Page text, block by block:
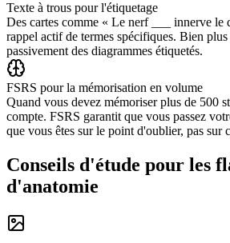
Texte à trous pour l'étiquetage
Des cartes comme « Le nerf ___ innerve le
rappel actif de termes spécifiques. Bien
passivement des diagrammes étiquetés.
FSRS pour la mémorisation en volume
Quand vous devez mémoriser plus de 500
compte. FSRS garantit que vous passez
que vous êtes sur le point d'oublier, pas sur
Conseils d'étude pour les
d'anatomie